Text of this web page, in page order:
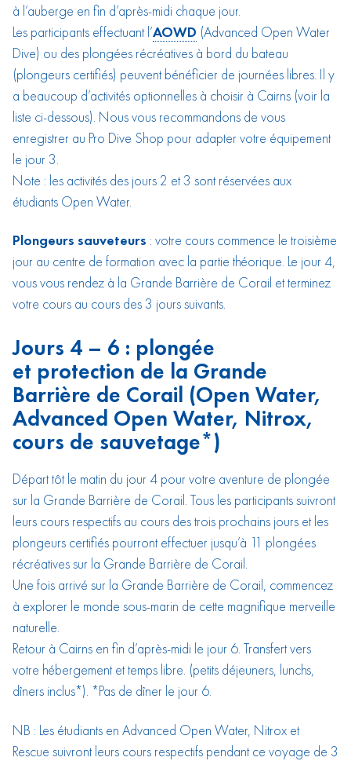
à l’auberge en fin d’après-midi chaque jour.
Les participants effectuant l’AOWD (Advanced Open Water
Dive) ou des plongées récréatives à bord du bateau
(plongeurs certifiés) peuvent bénéficier de journées libres. Il y
a beaucoup d’activités optionnelles à choisir à Cairns (voir la
liste ci-dessous). Nous vous recommandons de vous
enregistrer au Pro Dive Shop pour adapter votre équipement
le jour 3.
Note : les activités des jours 2 et 3 sont réservées aux
étudiants Open Water.
Plongeurs sauveteurs : votre cours commence le troisième
jour au centre de formation avec la partie théorique. Le jour 4,
vous vous rendez à la Grande Barrière de Corail et terminez
votre cours au cours des 3 jours suivants.
Jours 4 – 6 : plongée
et protection de la Grande
Barrière de Corail (Open Water,
Advanced Open Water, Nitrox,
cours de sauvetage*)
Départ tôt le matin du jour 4 pour votre aventure de plongée
sur la Grande Barrière de Corail. Tous les participants suivront
leurs cours respectifs au cours des trois prochains jours et les
plongeurs certifiés pourront effectuer jusqu’à 11 plongées
récréatives sur la Grande Barrière de Corail.
Une fois arrivé sur la Grande Barrière de Corail, commencez
à explorer le monde sous-marin de cette magnifique merveille
naturelle.
Retour à Cairns en fin d’après-midi le jour 6. Transfert vers
votre hébergement et temps libre. (petits déjeuners, lunchs,
dîners inclus*). *Pas de dîner le jour 6.
NB : Les étudiants en Advanced Open Water, Nitrox et
Rescue suivront leurs cours respectifs pendant ce voyage de 3